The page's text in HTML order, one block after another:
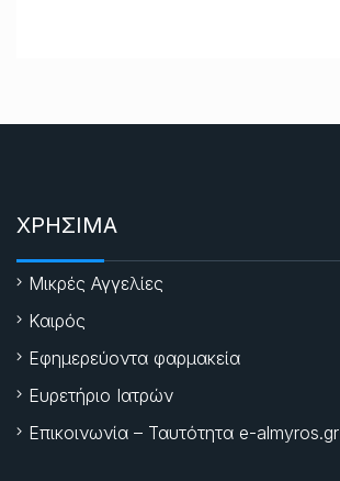
ΧΡΗΣΙΜΑ
Μικρές Αγγελίες
Καιρός
Εφημερεύοντα φαρμακεία
Ευρετήριο Ιατρών
Επικοινωνία – Ταυτότητα e-almyros.gr